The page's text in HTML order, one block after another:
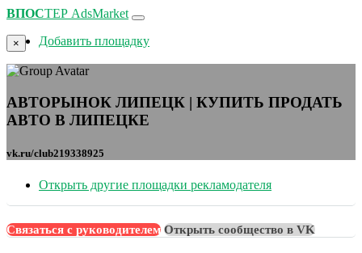
ВПОСТЕР AdsMarket
Добавить площадку
×
АВТОРЫНОК ЛИПЕЦК | КУПИТЬ ПРОДАТЬ
АВТО В ЛИПЕЦКЕ
vk.ru/club219338925
Открыть другие площадки рекламодателя
Связаться с руководителем Открыть сообщество в VK